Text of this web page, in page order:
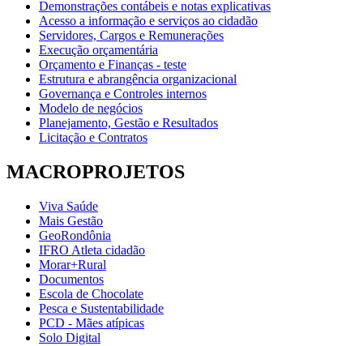
Demonstrações contábeis e notas explicativas
Acesso a informação e serviços ao cidadão
Servidores, Cargos e Remunerações
Execução orçamentária
Orçamento e Finanças - teste
Estrutura e abrangência organizacional
Governança e Controles internos
Modelo de negócios
Planejamento, Gestão e Resultados
Licitação e Contratos
MACROPROJETOS
Viva Saúde
Mais Gestão
GeoRondônia
IFRO Atleta cidadão
Morar+Rural
Documentos
Escola de Chocolate
Pesca e Sustentabilidade
PCD - Mães atípicas
Solo Digital